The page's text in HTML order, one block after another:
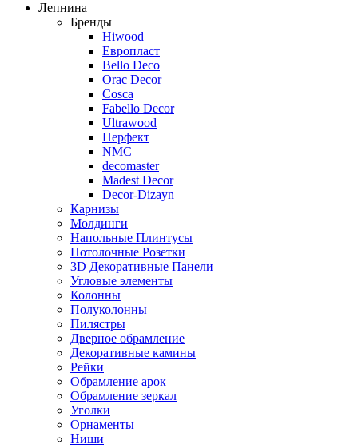
Лепнина
Бренды
Hiwood
Европласт
Bello Deco
Orac Decor
Cosca
Fabello Decor
Ultrawood
Перфект
NMC
decomaster
Madest Decor
Decor-Dizayn
Карнизы
Молдинги
Напольные Плинтусы
Потолочные Розетки
3D Декоративные Панели
Угловые элементы
Колонны
Полуколонны
Пилястры
Дверное обрамление
Декоративные камины
Рейки
Обрамление арок
Обрамление зеркал
Уголки
Орнаменты
Ниши